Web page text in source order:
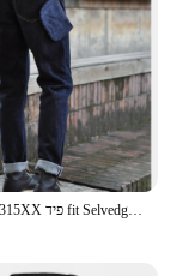
SauceZhan 315XX פיד fit Selvedge ינס לגברים דן ג 'ינס רחוץ כחול ג' ינס 14.5 Oz אופנוע ג 'ינס